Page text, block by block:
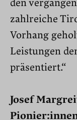
den
zahlreiche
Vorhang
Leistungen
präsentiert.“
Josef